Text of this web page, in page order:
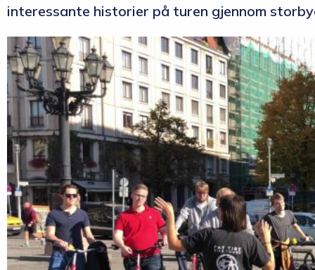
interessante historier på turen gjennom